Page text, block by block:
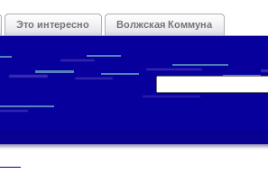
Это интересно Волжская Коммуна